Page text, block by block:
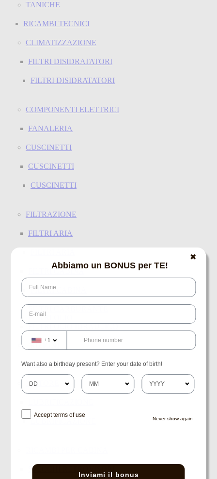
TANICHE
RICAMBI TECNICI
CLIMATIZZAZIONE
FILTRI DISIDRATATORI
FILTRI DISIDRATATORI
COMPONENTI ELETTRICI
FANALERIA
CUSCINETTI
CUSCINETTI
CUSCINETTI
FILTRAZIONE
FILTRI ARIA
FILTRI CABINA
FILTRI CABINA
FILTRI OLIO
FILTRI OLIO IDRAULICO
FRIZIONI
FRIZIONI STERZO
MOTORE
LUBRIFICAZIONE
SPECCHI RETROVISORI
✖
Abbiamo un BONUS per TE!
+1
Want also a birthday present? Enter your date of birth!
Accept terms of use
Never show again
Inviami il bonus